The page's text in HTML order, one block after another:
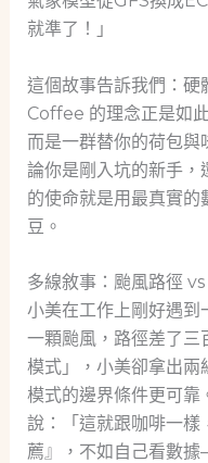
就準了！」
這個故事告訴我們：硬
Coffee 的理念正是如
而是一群替你的荷包與
論你是剛入坑的新手，
的使命就是用最真實
豆。
多線敘事：颱風路徑
小美在工作上剛好遇到
一顆颱風，路徑差了三
模式」，小美卻拿出兩
模式的邊界條件更可靠
說：「這就跟咖啡一樣
薦』，不如自己看數